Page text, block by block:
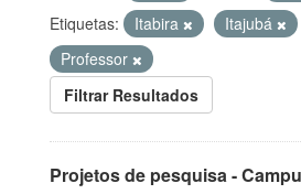
Etiquetas:
Itabira Itajubá
Professor
Filtrar Resultados
Projetos de pesquisa -